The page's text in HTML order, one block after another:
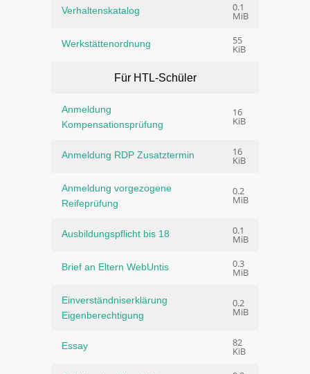
Verhaltenskatalog 0.1
MiB
Werkstättenordnung 55
KiB
Für HTL-Schüler
Anmeldung
Kompensationsprüfung
16
KiB
Anmeldung RDP Zusatztermin 16
KiB
Anmeldung vorgezogene
Reifeprüfung
0.2
MiB
Ausbildungspflicht bis 18 0.1
MiB
Brief an Eltern WebUntis 0.3
MiB
Einverständniserklärung
Eigenberechtigung
0.2
MiB
Essay 82
KiB